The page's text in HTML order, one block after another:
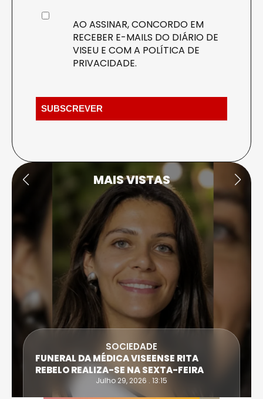
AO ASSINAR, CONCORDO EM
RECEBER E-MAILS DO DIÁRIO DE
VISEU E COM A POLÍTICA DE
PRIVACIDADE.
MAIS VISTAS
SOCIEDADE
FUNERAL DA MÉDICA VISEENSE RITA
REBELO REALIZA-SE NA SEXTA-FEIRA
Julho 29, 2026 . 13:15